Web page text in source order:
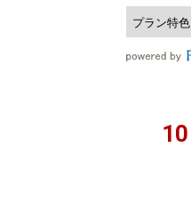
プラン特色
10